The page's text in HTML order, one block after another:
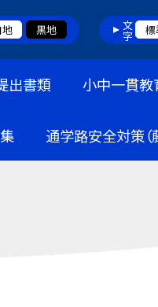
地 黒地 文字
出書類 小中一貫教
通学路安全対策（